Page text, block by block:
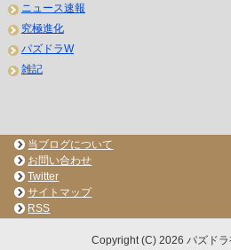
ニュース速報
究極進化
パズドラW
雑記
当ブログについて
お問い合わせ
Twitter
サイトマップ
RSS
Copyright (C) 2026 パズド